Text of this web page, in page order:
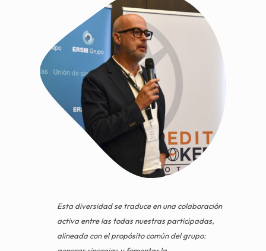
Esta diversidad se traduce en una colaboración
activa entre las todas nuestras participadas,
alineada con el propósito común del grupo: